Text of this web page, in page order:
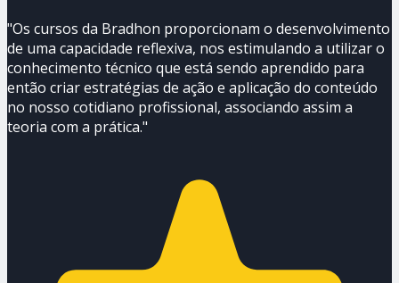
"Os cursos da Bradhon proporcionam o desenvolvimento
de uma capacidade reflexiva, nos estimulando a utilizar o
conhecimento técnico que está sendo aprendido para
então criar estratégias de ação e aplicação do conteúdo
no nosso cotidiano profissional, associando assim a
teoria com a prática."